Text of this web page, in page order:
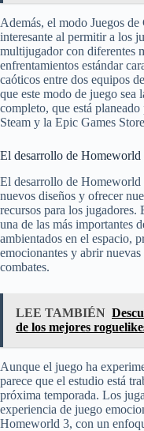
Además, el modo Juegos
interesante al permitir a los
multijugador con diferentes
enfrentamientos estándar
caóticos entre dos equipos
que este modo de juego
completo, que está
Steam y la Epic Games
El desarrollo de Homeworld
El desarrollo de Homeworld
nuevos diseños y ofrecer
recursos para los jugadores.
una de las más importantes
ambientados en el espacio,
emocionantes y abrir
combates.
LEE TAMBIÉN
de los mejores
Aunque el juego ha
parece que el estudio está
próxima temporada. Los
experiencia de juego
Homeworld 3, con un